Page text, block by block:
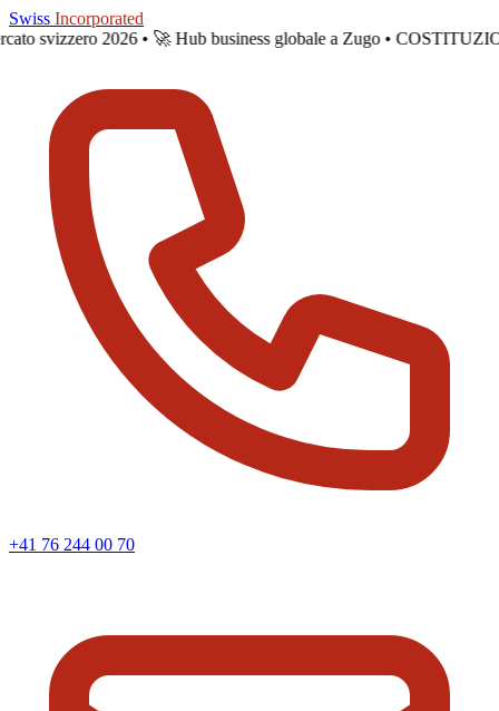
Skip to main content
Swiss Incorporated
svizzero 2026 • 🚀 Hub business globale a Zugo •
+41 76 244 00 70